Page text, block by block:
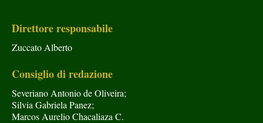
Direttore responsabile
Zuccato Alberto
Consiglio di redazione
Severiano Antonio de Oliveira;
Silvia Gabriela Panez;
Marcos Aurelio Chacaliaza C.